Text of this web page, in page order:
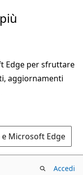
Edge per sfruttare
aggiornamenti
Microsoft Edge
Accedi